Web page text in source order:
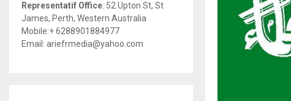
Representatif Office: 52 Upton St, St
James, Perth, Western Australia
Mobile:+ 6288901884977
Email: ariefrmedia@yahoo.com